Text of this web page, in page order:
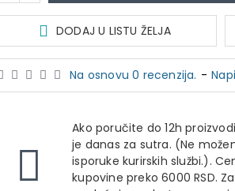
Na osnovu 0 recenzija. -
DODAJ U LISTU ŽELJA
Ako poručite do 12h
je danas za sutra. (Ne
isporuke kurirskih službi.).
kupovine preko 6000 RSD.